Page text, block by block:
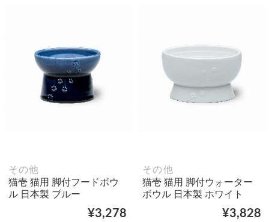
その他
猫壱 猫用 脚付フードボウ
ル 日本製 ブルー
¥3,278
その他
猫壱 猫用 脚付ウォーター
ボウル 日本製 ホワイト
¥3,828